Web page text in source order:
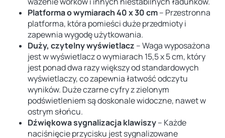
Platforma o wymiarach 40 x 30 cm– Przestronna
platforma, która pomieści duże przedmioty i
zapewnia wygodę użytkowania.
Duży, czytelny wyświetlacz – Waga wyposażona
jest w wyświetlacz o wymiarach 15,5 x 5 cm, który
jest ponad dwa razy większy od standardowych
wyświetlaczy, co zapewnia łatwość odczytu
wyników. Duże czarne cyfry z zielonym
podświetleniem są doskonale widoczne, nawet w
ostrym słońcu.
Dźwiękowa sygnalizacja klawiszy– Każde
naciśnięcie przycisku jest sygnalizowane